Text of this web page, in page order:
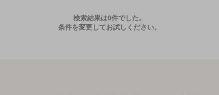
検索結果は0件でした。
条件を変更してお試しください。